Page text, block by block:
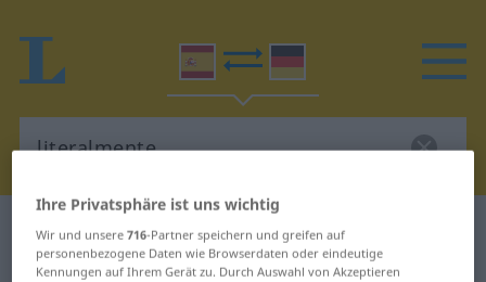
Spanisch-Deutsch Wörterbuch literalmente
Spanisch-Deutsch Übersetzung für
Ihre Privatsphäre ist uns wichtig
Wir und unsere716-Partner speichern und greifen auf
personenbezogene Daten wie Browserdaten oder eindeutige
Kennungen auf Ihrem Gerät zu. Durch Auswahl von Akzeptieren